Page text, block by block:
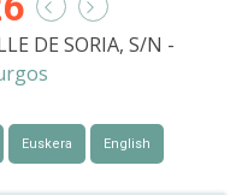
DE SORIA, S/N -
Euskera English